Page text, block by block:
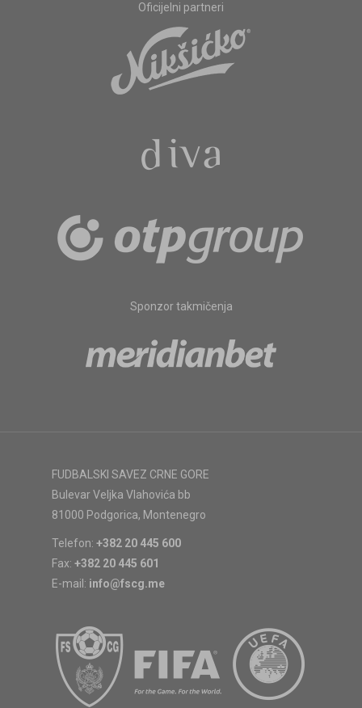
Oficijelni partneri
Sponzor takmičenja
FUDBALSKI SAVEZ CRNE GORE
Bulevar Veljka Vlahovića bb
81000 Podgorica, Montenegro
Telefon: +382 20 445 600
Fax: +382 20 445 601
E-mail: info@fscg.me